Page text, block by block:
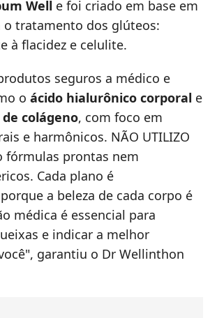
Well e foi criado em base em
o tratamento dos glúteos:
à flacidez e celulite.
seguros a médico e
o ácido hialurônico corporal e
colágeno, com foco em
e harmônicos. NÃO UTILIZO
fórmulas prontas nem
Cada plano é
a beleza de cada corpo é
médica é essencial para
e indicar a melhor
garantiu o Dr Wellinthon